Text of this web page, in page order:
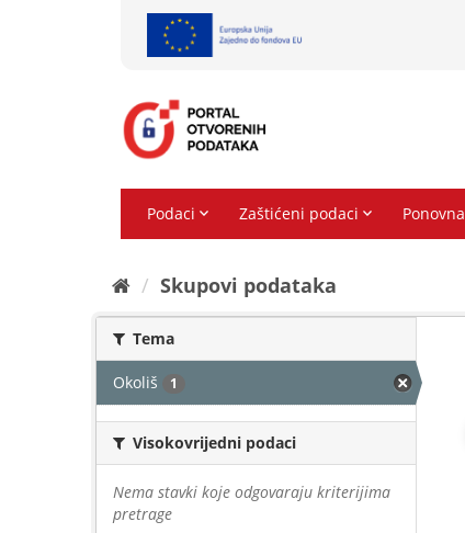
Skupovi podаtаkа
Tema
Okoliš 1
Visokovrijedni podaci
Nema stavki koje odgovaraju kriterijima
pretrage